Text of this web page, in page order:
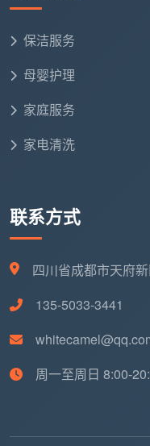
保洁服务
母婴护理
家庭服务
家电清洗
联系方式
四川省成都市天府
135-5033-3441
周一至周日 8:00-